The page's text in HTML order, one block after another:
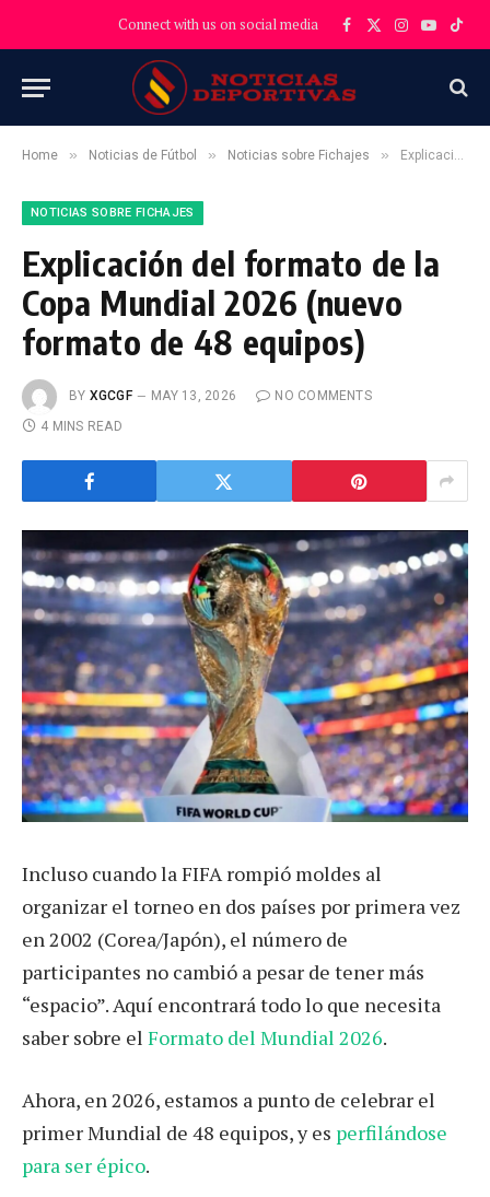
Connect with us on social media Facebook
X
Instagram
YouTube
Home » Noticias de Fútbol » Noticias sobre Fichajes » Explicación del formato de la Copa Mundial 2026 (nuevo formato de 48 equipos)
NOTICIAS SOBRE FICHAJES
Explicación del formato de la
Copa Mundial 2026 (nuevo
formato de 48 equipos)
BY XGCGF MAY 13, 2026
NO COMMENTS
4 MINS READ
Incluso cuando la FIFA rompió moldes al
organizar el torneo en dos países por primera vez
en 2002 (Corea/Japón), el número de
participantes no cambió a pesar de tener más
“espacio”. Aquí encontrará todo lo que necesita
saber sobre el Formato del Mundial 2026.
Ahora, en 2026, estamos a punto de celebrar el
primer Mundial de 48 equipos, y es perfilándose
para ser épico.